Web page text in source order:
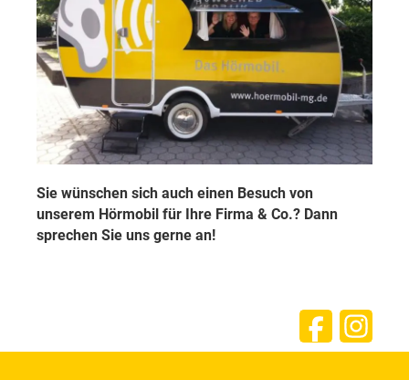
Sie wünschen sich auch einen Besuch von
unserem Hörmobil für Ihre Firma & Co.? Dann
sprechen Sie uns gerne an!